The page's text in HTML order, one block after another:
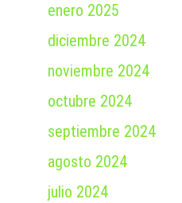
enero 2025
diciembre 2024
noviembre 2024
octubre 2024
septiembre 2024
agosto 2024
julio 2024